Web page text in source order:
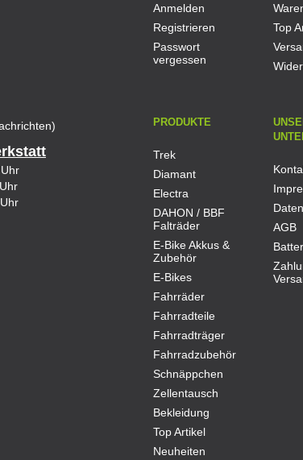
Anmelden
Registrieren
Passwort
vergessen
Top
PRODUKTE
Trek
Diamant
Electra
DAHON / BBF
Falträder
E-Bike Akkus &
Zubehör
E-Bikes
Fahrräder
Fahrradteile
Fahrradträger
Fahrradzubehör
Schnäppchen
Zellentausch
Bekleidung
Top Artikel
Neuheiten
AGB